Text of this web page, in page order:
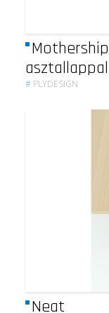
asztallappal
# PLYDESIGN
Neat